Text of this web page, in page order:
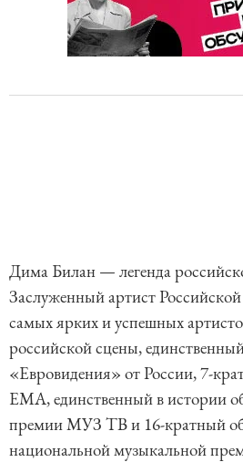
Дима Билан — легенда
Заслуженный артист
самых ярких и успешных
российской сцены,
«Евровидения» от России, 7-
EMA, единственный в истории
премии МУЗ ТВ и 16-кратный
национальной музыкальной